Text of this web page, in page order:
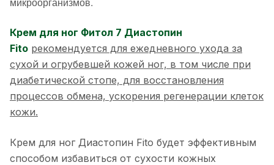
Крем для ног Фитол 7 Диастопин
Fito рекомендуется для ежедневного ухода за
сухой и огрубевшей кожей ног, в том числе при
диабетической стопе, для восстановления
процессов обмена, ускорения регенерации клеток
кожи.
Крем для ног Диастопин Fito будет эффективным
способом избавиться от сухости кожных